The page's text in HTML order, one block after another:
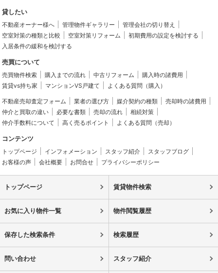
貸したい
不動産オーナー様へ 管理物件ギャラリー
管理会社の切り替え
空室対策の種類と比較
空室対策リフォーム
初期費用の設定を検討する
入居条件の緩和を検討する
売買について
売買物件検索 購入までの流れ 中古リフォーム
購入時の諸費用
賃貸vs持ち家
マンションVS戸建て よくある質問（購入）
不動産売却査定フォーム 業者の選び方 媒介契約の種類
売却時の諸費用
仲介と買取の違い
必要な書類 売却の流れ
相続対策
仲介手数料について
高く売るポイント よくある質問（売却）
コンテンツ
トップページ インフォメーション スタッフ紹介
スタッフブログ
お客様の声
会社概要 お問合せ プライバシーポリシー
トップページ 賃貸物件検索
お気に入り物件一覧 物件閲覧履歴
保存した検索条件 検索履歴
問い合わせ スタッフ紹介